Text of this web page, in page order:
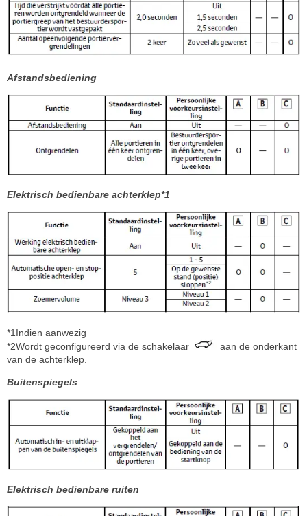
Afstandsbediening
Elektrisch bedienbare achterklep*1
*1Indien aanwezig
*2Wordt geconfigureerd via de schakelaar
aan de onderkant
van de achterklep.
Buitenspiegels
Elektrisch bedienbare ruiten